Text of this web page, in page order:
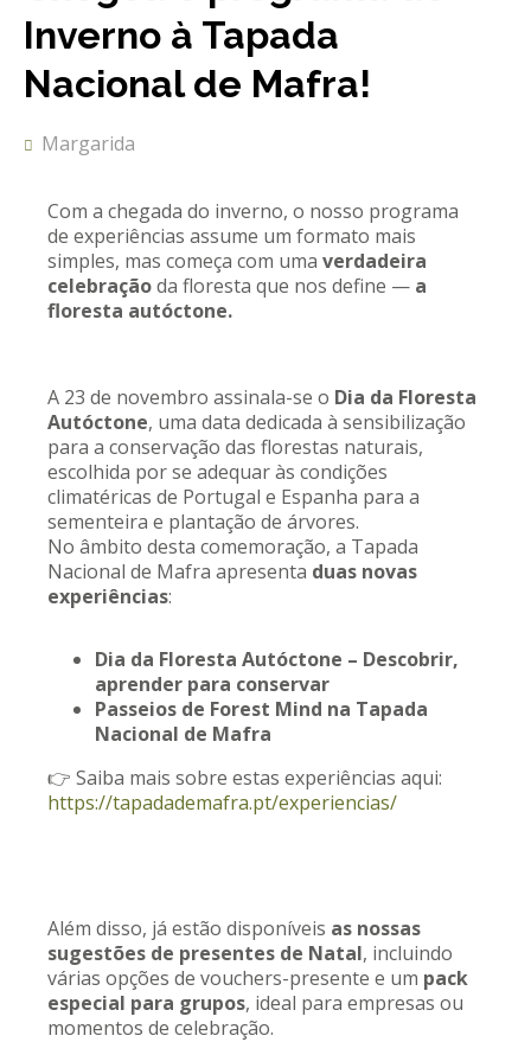
REACT
Turismo acessível- Programa valorizar
Inverno à Tapada
Nacional de Mafra!
Margarida
Com a chegada do inverno, o nosso programa
de experiências assume um formato mais
simples, mas começa com uma verdadeira
celebraçãoda floresta que nos define — a
floresta autóctone.
A 23 de novembro assinala-se o Dia da Floresta
Autóctone, uma data dedicada à sensibilização
para a conservação das florestas naturais,
escolhida por se adequar às condições
climatéricas de Portugal e Espanha para a
sementeira e plantação de árvores.
No âmbito desta comemoração, a Tapada
Nacional de Mafra apresenta duas novas
experiências:
Dia da Floresta Autóctone – Descobrir,
aprender para conservar
Passeios de Forest Mind na Tapada
Nacional de Mafra
👉 Saiba mais sobre estas experiências aqui:
https://tapadademafra.pt/experiencias/
Além disso, já estão disponíveis as nossas
sugestões de presentes de Natal, incluindo
várias opções de vouchers-presente e um pack
especial para grupos, ideal para empresas ou
momentos de celebração.